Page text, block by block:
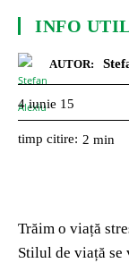
INFO
AUTOR:
4 iunie 15
timp citire: 2 min
Trăim o viață
Stilul de viață se